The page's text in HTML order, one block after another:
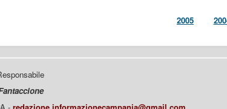
2005